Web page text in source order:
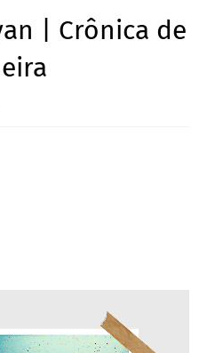
| Crônica de